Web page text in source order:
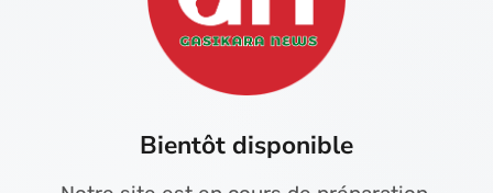
Bientôt disponible